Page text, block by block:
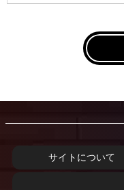
サイトについて